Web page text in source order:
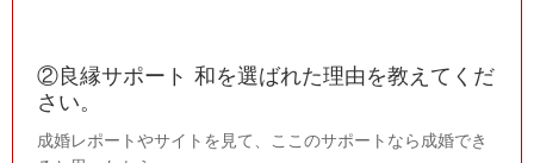
②良縁サポート 和を選ばれた理由を教えてくだ
さい。
成婚レポートやサイトを見て、ここのサポートなら成婚でき